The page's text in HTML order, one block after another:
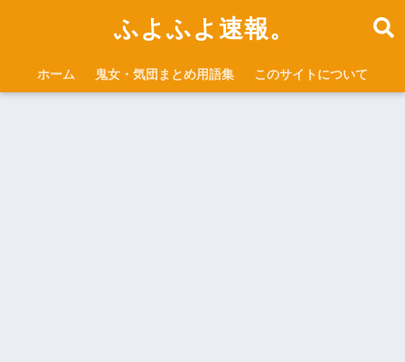
ふよふよ速報。
ホーム 鬼女・気団まとめ用語集 このサイトについて